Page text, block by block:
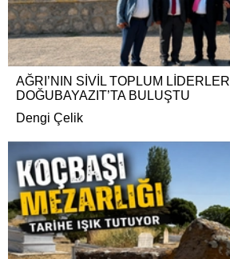
AĞRI’NIN SİVİL TOPLUM LİDERLERİ
DOĞUBAYAZIT’TA BULUŞTU
Dengi Çelik